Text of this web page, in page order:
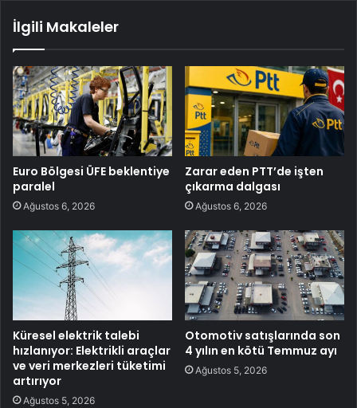
İlgili Makaleler
Euro Bölgesi ÜFE beklentiye
paralel
Ağustos 6, 2026
Zarar eden PTT’de işten
çıkarma dalgası
Ağustos 6, 2026
Küresel elektrik talebi
hızlanıyor: Elektrikli araçlar
ve veri merkezleri tüketimi
artırıyor
Ağustos 5, 2026
Otomotiv satışlarında son
4 yılın en kötü Temmuz ayı
Ağustos 5, 2026